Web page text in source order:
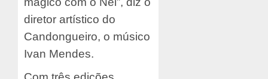
diretor artístico do
Candongueiro, o músico
Ivan Mendes.